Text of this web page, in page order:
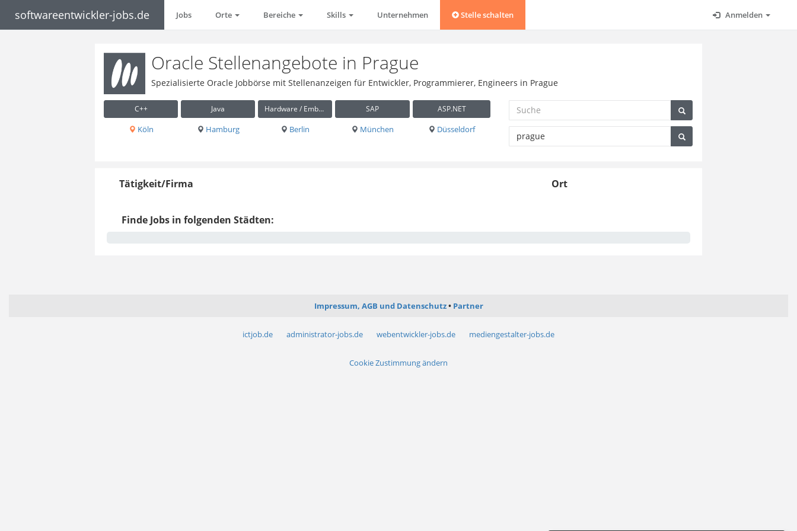
softwareentwickler-jobs.de Jobs Orte Bereiche Skills Unternehmen Stelle schalten Anmelden
Oracle Stellenangebote in Prague
Spezialisierte Oracle Jobbörse mit Stellenanzeigen für Entwickler, Programmierer, Engineers in Prague
C++ Java Hardware / Embedded SAP ASP.NET
Köln Hamburg Berlin München Düsseldorf
Tätigkeit/Firma Ort
Finde Jobs in folgenden Städten:
Impressum, AGB und Datenschutz Partner
ictjob.de administrator-jobs.de webentwickler-jobs.de mediengestalter-jobs.de
Cookie Zustimmung ändern